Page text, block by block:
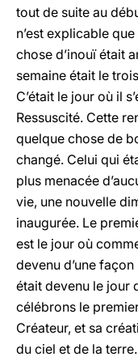
tout de suite au
n’est explicable
chose d’inouï était
semaine était le
C’était le jour où il
Ressuscité. Cette
quelque chose de
changé. Celui qui
plus menacée
vie, une nouvelle
inaugurée. Le
est le jour où
devenu d’une
était devenu le jour
célébrons le
Créateur, et sa
du ciel et de la